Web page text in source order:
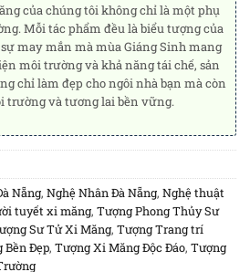
của chúng tôi không chỉ là một phụ
Mỗi tác phẩm đều là biểu tượng của
may mắn mà mùa Giáng Sinh mang
môi trường và khả năng tái chế, sản
chỉ làm đẹp cho ngôi nhà bạn mà còn
trường và tương lai bền vững.
Nẵng, Nghệ Nhân Đà Nẵng, Nghệ thuật
tuyết xi măng, Tượng Phong Thủy Sư
Sư Tử Xi Măng, Tượng Trang trí
Bền Đẹp, Tượng Xi Măng Độc Đáo, Tượng